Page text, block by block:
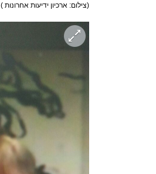
(צילום: ארכיון ידיעות אחרונות )